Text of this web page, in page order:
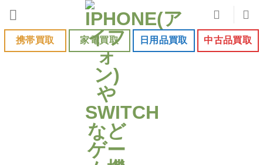
content携帯買取 家電買取 日用品買取 中古品買取